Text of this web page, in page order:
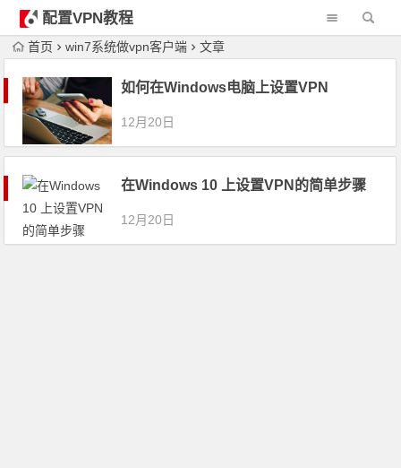
配置VPN教程
首页 win7系统做vpn客户端 文章
如何在Windows电脑上设置VPN
12月20日
在Windows 10 上设置VPN的简单步骤
12月20日